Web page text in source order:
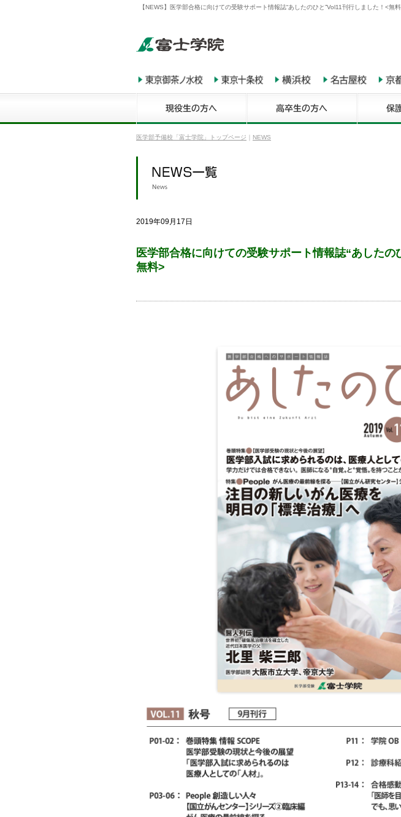
【NEWS】医学部合格に向けての受験サポート情報誌“あしたのひと”Vol11刊行しました！<無
医学部予備校「富士学院」トップページ NEWS
2019年09月17日
医学部合格に向けての受験サポート情報誌“あした
無料>